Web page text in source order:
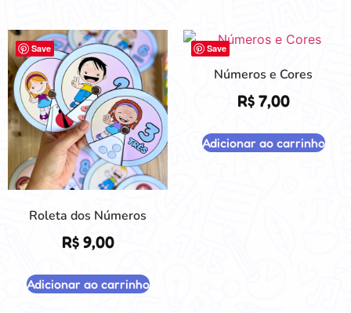
Save
Roleta dos Números
R$9,00
Adicionar ao carrinho
Save
Números e Cores
R$7,00
Adicionar ao carrinho